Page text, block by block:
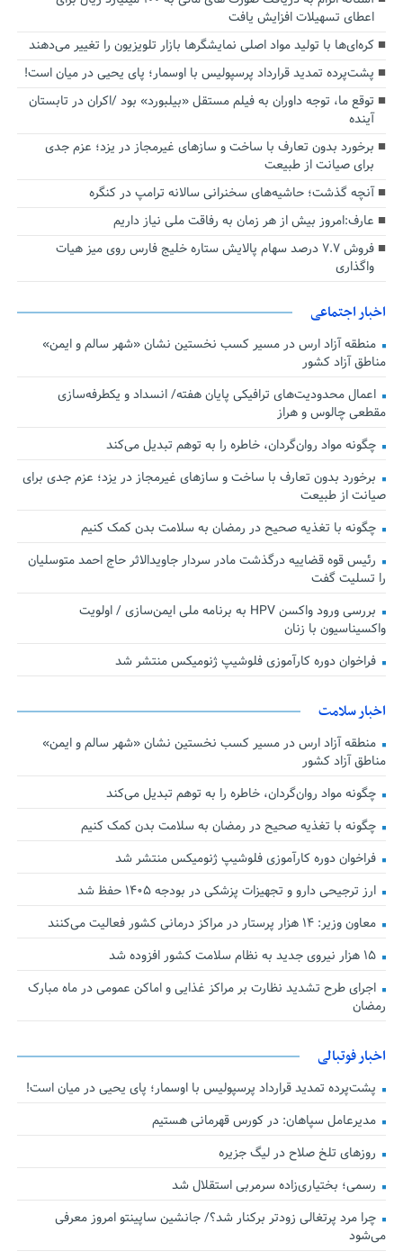
اعطای تسهیلات افزایش یافت
کره‌ای‌ها با تولید مواد اصلی نمایشگرها بازار تلویزیون را تغییر می‌دهند
پشت‌پرده تمدید قرارداد پرسپولیس با اوسمار؛ پای یحیی در میان است!
توقع ما، توجه داوران به فیلم مستقل «بیلبورد» بود /اکران در تابستان
آینده
برخورد بدون تعارف با ساخت‌ و سازهای غیرمجاز در یزد؛ عزم جدی
برای صیانت از طبیعت
آنچه گذشت؛ حاشیه‌های سخنرانی سالانه ترامپ در کنگره
عارف:امروز بیش از هر زمان به رفاقت ملی نیاز داریم
فروش ۷.۷ درصد سهام پالایش ستاره خلیج فارس روی میز هیات
واگذاری
اخبار اجتماعی
منطقه آزاد ارس در مسیر کسب نخستین نشان «شهر سالم و ایمن»
مناطق آزاد کشور
اعمال محدودیت‌های ترافیکی پایان هفته/ انسداد و یکطرفه‌سازی
مقطعی چالوس و هراز
چگونه مواد روان‌گردان، خاطره را به توهم تبدیل می‌کند
برخورد بدون تعارف با ساخت‌ و سازهای غیرمجاز در یزد؛ عزم جدی برای
صیانت از طبیعت
چگونه با تغذیه صحیح در رمضان به سلامت بدن کمک کنیم
رئیس قوه قضاییه درگذشت مادر سردار جاویدالاثر حاج احمد متوسلیان
را تسلیت گفت
بررسی ورود واکسن HPV به برنامه ملی ایمن‌سازی / اولویت
واکسیناسیون با زنان
فراخوان دوره کارآموزی فلوشیپ ژنومیکس منتشر شد
اخبار سلامت
منطقه آزاد ارس در مسیر کسب نخستین نشان «شهر سالم و ایمن»
مناطق آزاد کشور
چگونه مواد روان‌گردان، خاطره را به توهم تبدیل می‌کند
چگونه با تغذیه صحیح در رمضان به سلامت بدن کمک کنیم
فراخوان دوره کارآموزی فلوشیپ ژنومیکس منتشر شد
ارز ترجیحی دارو و تجهیزات پزشکی در بودجه ۱۴۰۵ حفظ شد
معاون وزیر: ۱۴ هزار پرستار در مراکز درمانی کشور فعالیت می‌کنند
۱۵ هزار نیروی جدید به نظام سلامت کشور افزوده شد
اجرای طرح تشدید نظارت بر مراکز غذایی و اماکن عمومی در ماه مبارک
رمضان
اخبار فوتبالی
پشت‌پرده تمدید قرارداد پرسپولیس با اوسمار؛ پای یحیی در میان است!
مدیرعامل سپاهان: در کورس قهرمانی هستیم
روزهای تلخ صلاح در لیگ جزیره
رسمی؛ بختیاری‌زاده سرمربی استقلال شد
چرا مرد پرتغالی زودتر برکنار شد؟/ جانشین ساپینتو امروز معرفی
می‌شود